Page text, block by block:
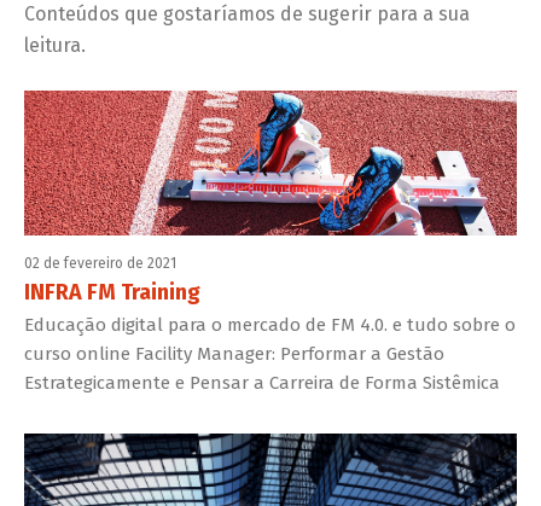
Conteúdos que gostaríamos de sugerir para a sua
leitura.
02 de fevereiro de 2021
INFRA FM Training
Educação digital para o mercado de FM 4.0. e tudo sobre o
curso online Facility Manager: Performar a Gestão
Estrategicamente e Pensar a Carreira de Forma Sistêmica